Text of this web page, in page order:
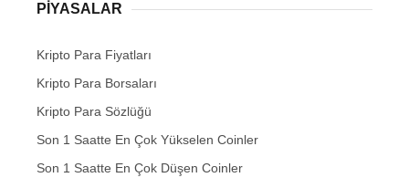
PIYASALAR
Kripto Para Fiyatları
Kripto Para Borsaları
Kripto Para Sözlüğü
Son 1 Saatte En Çok Yükselen Coinler
Son 1 Saatte En Çok Düşen Coinler